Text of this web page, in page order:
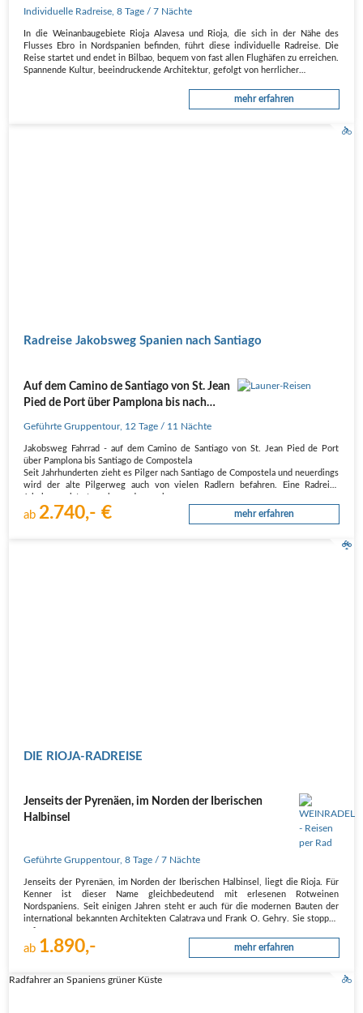
Individuelle Radreise ,8 Tage / 7 Nächte
In die Weinanbaugebiete Rioja Alavesa und Rioja, die sich in der Nähe des
Flusses Ebro in Nordspanien befinden, führt diese individuelle Radreise. Die
Reise startet und endet in Bilbao, bequem von fast allen Flughäfen zu erreichen.
Spannende Kultur, beeindruckende Architektur, gefolgt von herrlicher…
mehr erfahren
Radreise Jakobsweg Spanien nach Santiago
Auf dem Camino de Santiago von St. Jean
Pied de Port über Pamplona bis nach
Geführte Gruppentour, 12 Tage / 11 Nächte
Jakobsweg Fahrrad - auf dem Camino de Santiago von St. Jean Pied de Port
über Pamplona bis Santiago de Compostela
Seit Jahrhunderten zieht es Pilger nach Santiago de Compostela und neuerdings
wird der alte Pilgerweg auch von vielen Radlern befahren. Eine Radreise
ab2.740,- € mehr erfahren
DIE RIOJA-RADREISE
Jenseits der Pyrenäen, im Norden der Iberischen
Halbinsel
Geführte Gruppentour,8 Tage / 7 Nächte
Jenseits der Pyrenäen, im Norden der Iberischen Halbinsel, liegt die Rioja. Für
Kenner ist dieser Name gleichbedeutend mit erlesenen Rotweinen
Nordspaniens. Seit einigen Jahren steht er auch für die modernen Bauten der
international bekannten Architekten Calatrava und Frank O. Gehry. Sie stoppen
ab 1.890,- mehr erfahren
Radfahrer an Spaniens grüner Küste